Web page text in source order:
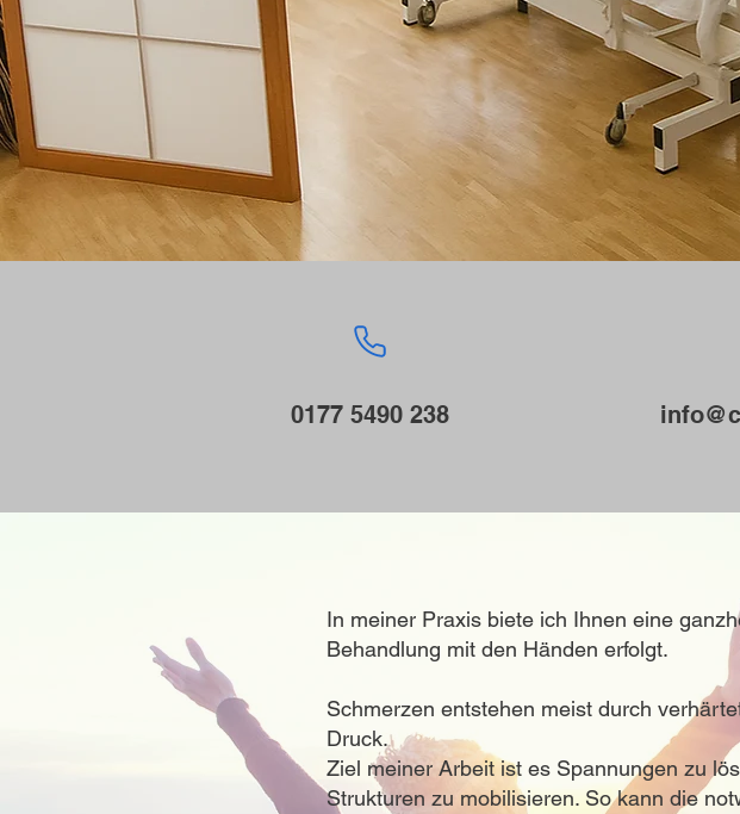
0177 5490 238
In meiner Praxis biete ich Ihnen eine
Behandlung mit den Händen erfolgt.
Schmerzen entstehen meist durch
Druck.
Ziel meiner Arbeit ist es Spannungen zu
Strukturen zu mobilisieren. So kann die